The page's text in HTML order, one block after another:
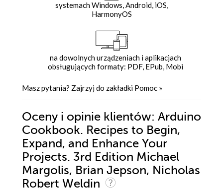
systemach Windows, Android, iOS,
HarmonyOS
na dowolnych urządzeniach i aplikacjach
obsługujących formaty: PDF, EPub, Mobi
Masz pytania? Zajrzyj do zakładki Pomoc »
Oceny i opinie klientów: Arduino
Cookbook. Recipes to Begin,
Expand, and Enhance Your
Projects. 3rd Edition Michael
Margolis, Brian Jepson, Nicholas
Robert Weldin